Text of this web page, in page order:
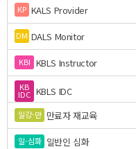
KP KALS Provider
DM DALS Monitor
KBI KBLS Instructor
KB
IDC KBLS IDC
일강-만 만료자 재교육
일-심화 일반인 심화